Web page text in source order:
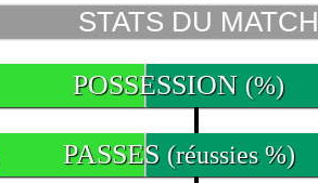
STATS DU MATCH
POSSESSION (%)
PASSES (réussies %)